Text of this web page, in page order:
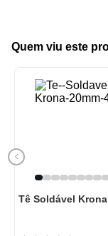
Quem viu este
Tê Soldável